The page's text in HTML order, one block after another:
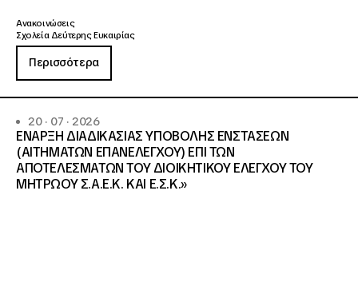
Ανακοινώσεις
Σχολεία Δεύτερης Ευκαιρίας
Περισσότερα
20 · 07 · 2026
ΕΝΑΡΞΗ ΔΙΑΔΙΚΑΣΙΑΣ ΥΠΟΒΟΛΗΣ ΕΝΣΤΑΣΕΩΝ
(ΑΙΤΗΜΑΤΩΝ ΕΠΑΝΕΛΕΓΧΟΥ) ΕΠΙ ΤΩΝ
ΑΠΟΤΕΛΕΣΜΑΤΩΝ ΤΟΥ ΔΙΟΙΚΗΤΙΚΟΥ ΕΛΕΓΧΟΥ ΤΟΥ
ΜΗΤΡΩΟΥ Σ.Α.Ε.Κ. ΚΑΙ Ε.Σ.Κ.»